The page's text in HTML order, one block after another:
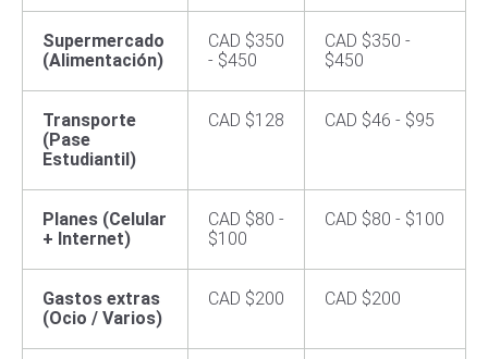
Supermercado
(Alimentación)
CAD $350
- $450
CAD $350 -
$450
Transporte
(Pase
Estudiantil)
CAD $128 CAD $46 - $95
Planes (Celular
+ Internet)
CAD $80 -
$100
CAD $80 - $100
Gastos extras
(Ocio / Varios)
CAD $200 CAD $200